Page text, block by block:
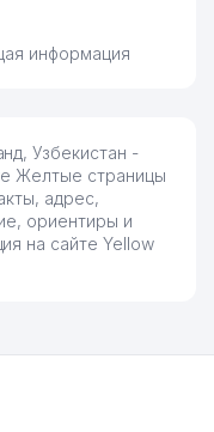
информация
Узбекистан -
Желтые страницы
адрес,
ориентиры и
на сайте Yellow